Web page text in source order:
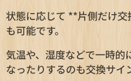
状態に応じて **片側だけ
も可能です。
気温や、湿度などで一時的
なったりするのも交換サイ